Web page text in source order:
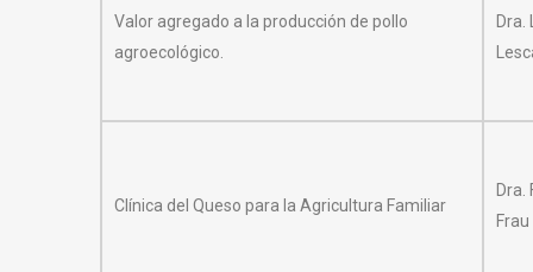
Valor agregado a la producción de pollo
agroecológico.
Dra.
Clínica del Queso para la Agricultura Familiar
Dra.
Frau